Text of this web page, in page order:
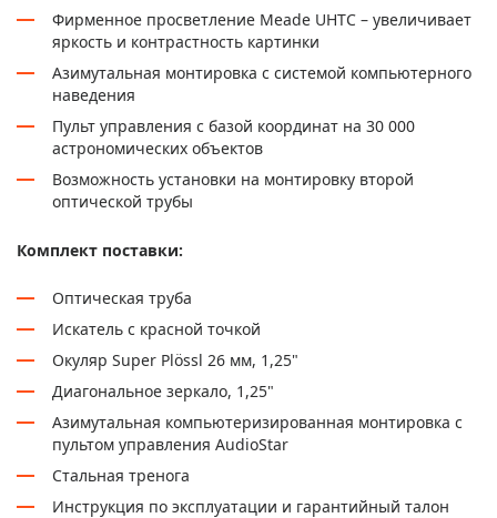
Фирменное просветление Meade UHTC – увеличивает
яркость и контрастность картинки
Азимутальная монтировка с системой компьютерного
наведения
Пульт управления с базой координат на 30 000
астрономических объектов
Возможность установки на монтировку второй
оптической трубы
Комплект поставки:
Оптическая труба
Искатель с красной точкой
Окуляр Super Plössl 26 мм, 1,25"
Диагональное зеркало, 1,25"
Азимутальная компьютеризированная монтировка с
пультом управления AudioStar
Стальная тренога
Инструкция по эксплуатации и гарантийный талон